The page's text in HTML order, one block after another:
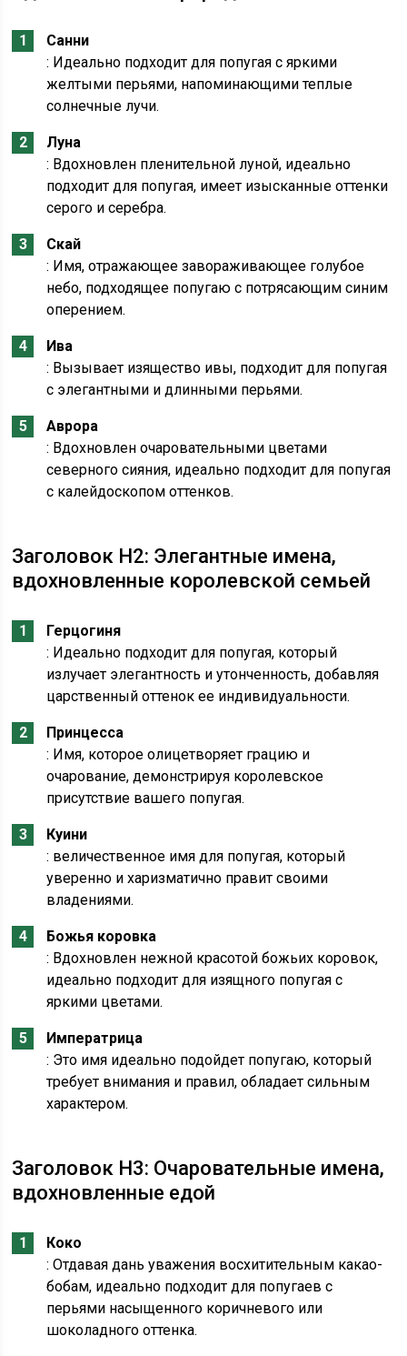
Санни
: Идеально подходит для попугая с яркими
желтыми перьями, напоминающими теплые
солнечные лучи.
Луна
: Вдохновлен пленительной луной, идеально
подходит для попугая, имеет изысканные оттенки
серого и серебра.
Скай
: Имя, отражающее завораживающее голубое
небо, подходящее попугаю с потрясающим синим
оперением.
Ива
: Вызывает изящество ивы, подходит для попугая
с элегантными и длинными перьями.
Аврора
: Вдохновлен очаровательными цветами
северного сияния, идеально подходит для попугая
с калейдоскопом оттенков.
Заголовок H2: Элегантные имена,
вдохновленные королевской семьей
Герцогиня
: Идеально подходит для попугая, который
излучает элегантность и утонченность, добавляя
царственный оттенок ее индивидуальности.
Принцесса
: Имя, которое олицетворяет грацию и
очарование, демонстрируя королевское
присутствие вашего попугая.
Куини
: величественное имя для попугая, который
уверенно и харизматично правит своими
владениями.
Божья коровка
: Вдохновлен нежной красотой божьих коровок,
идеально подходит для изящного попугая с
яркими цветами.
Императрица
: Это имя идеально подойдет попугаю, который
требует внимания и правил, обладает сильным
характером.
Заголовок H3: Очаровательные имена,
вдохновленные едой
Коко
: Отдавая дань уважения восхитительным какао-
бобам, идеально подходит для попугаев с
перьями насыщенного коричневого или
шоколадного оттенка.